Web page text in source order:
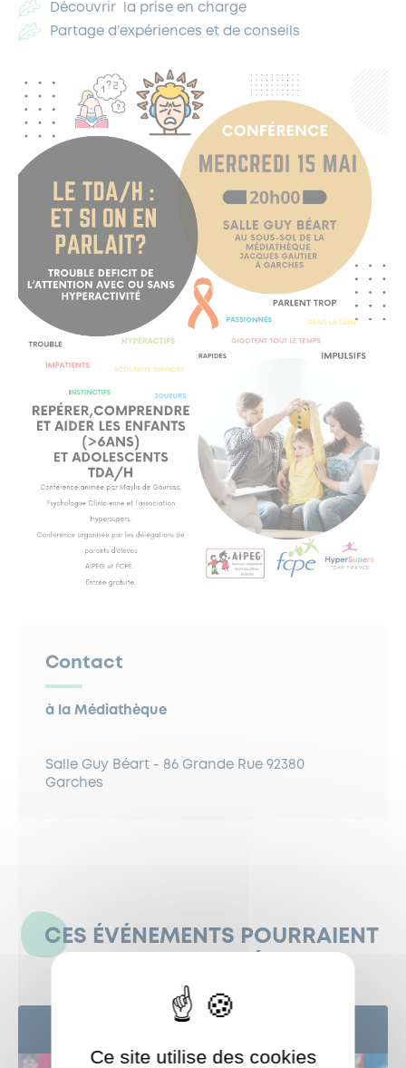
Découvrir
la prise en charge
Partage d’expériences et de conseils
Contact
à la Médiathèque
Salle Guy Béart - 86 Grande Rue 92380
Garches
CES ÉVÉNEMENTS POURRAIENT
Ce site utilise des cookies